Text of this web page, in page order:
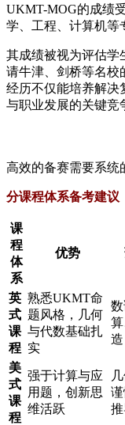
UKMT-MOG的成绩
学、工程、计算机等
其成绩被视为评估学
请牛津、剑桥等名校
经历不仅能培养解决
与职业发展的关键竞
高效的备赛需要系统
​分课程体系备考建议​
课
程
体
系
优势
​英
式
课
程​
熟悉UKMT命
题风格，几何
与代数基础扎
实
造
​美
式
课
程​
强于计算与应
用题，创新思
维活跃